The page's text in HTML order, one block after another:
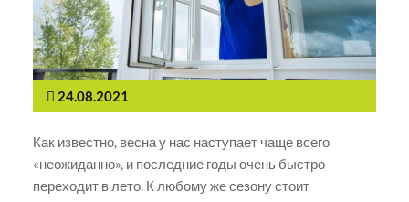
24.08.2021
Как известно, весна у нас наступает чаще всего
«неожиданно», и последние годы очень быстро
переходит в лето. К любому же сезону стоит